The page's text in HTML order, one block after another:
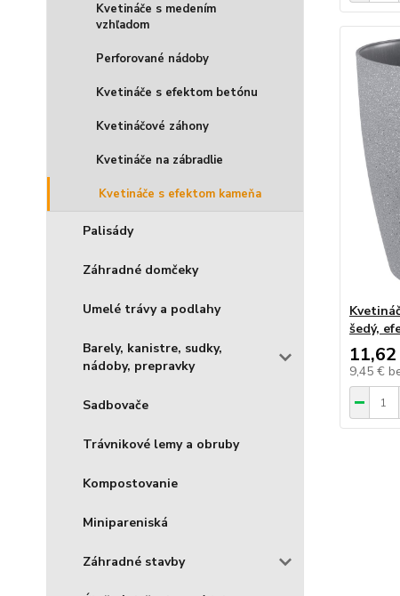
Kvetináče s medením
vzhľadom
Perforované nádoby
Kvetináče s efektom betónu
Kvetináčové záhony
Kvetináče na zábradlie
Kvetináče s efektom kameňa
Palisády
Záhradné domčeky
Umelé trávy a podlahy
Barely, kanistre, sudky,
nádoby, prepravky
Sadbovače
Trávnikové lemy a obruby
Kompostovanie
Minipareniská
Záhradné stavby
šedý,
9,45 €